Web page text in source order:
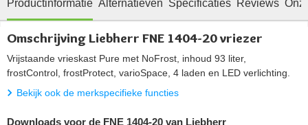
Productinformatie Alternatieven Specificaties Reviews
Omschrijving Liebherr FNE 1404-20 vriezer
Vrijstaande vrieskast Pure met NoFrost, inhoud 93 liter,
frostControl, frostProtect, varioSpace, 4 laden en LED verlichting.
Bekijk ook de merkspecifieke functies
Downloads voor de FNE 1404-20 van Liebherr